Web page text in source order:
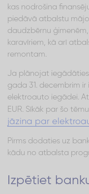
kas nodrošina
piedāvā atbalstu
daudzbērnu
karavīriem, kā arī
remontam.
Ja plānojat
gada 31. decembrim
elektroauto iegādei.
EUR. Sīkāk par šo
jāzina par
Pirms dodaties uz
kādu no atbalsta
Izpētiet